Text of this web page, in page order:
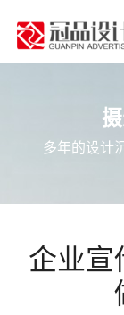
多年的设计
企业